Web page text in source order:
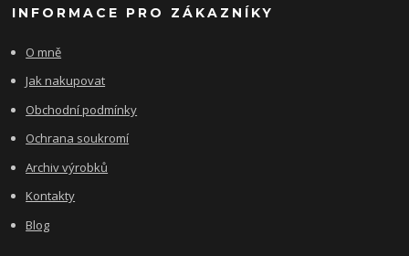
INFORMACE PRO ZÁKAZNÍKY
O mně
Jak nakupovat
Obchodní podmínky
Ochrana soukromí
Archiv výrobků
Kontakty
Blog